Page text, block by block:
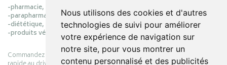
Nous utilisons des cookies et d'autres
technologies de suivi pour améliorer
votre expérience de navigation sur
notre site, pour vous montrer un
contenu personnalisé et des publicités
-pharmacie,
-parapharmacie,
-diététique,
-produits vétérinaires.
Commandez simplement vos produits en ligne et choisissez le retrait